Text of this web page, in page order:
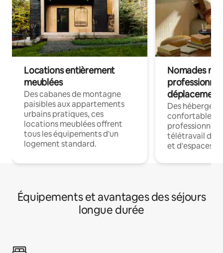
Locations entièrement
meublées
Des cabanes de montagne
paisibles aux appartements
urbains pratiques, ces
locations meublées offrent
tous les équipements d'un
logement standard.
Nomades
déplacement
Des
confortables
professionnels
télétravail
et d'espaces
Équipements et avantages des séjours
longue durée